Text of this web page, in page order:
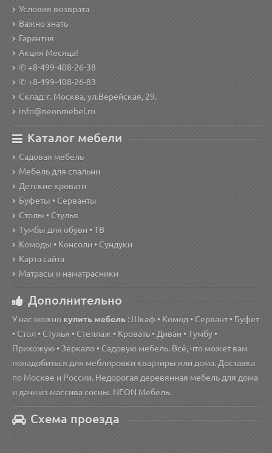
Условия возврата
Важно знать
Гарантия
Акция Месяца!
✆ +8-499-408-26-38
✆ +8-499-408-26-83
Склад: г. Москва, ул.Верейская, 29.
info@neonmebel.ru
Каталог мебели
Садовая мебель
Мебель для спальни
Детские кровати
Буфеты • Серванты
Столы • Стулья
Тумбы для обуви • ТВ
Комоды • Консоли • Сундуки
Карта сайта
Матрасы и наматрасники
Дополнительно
У нас можно купить мебель : Шкаф • Комод • Сервант • Буфет
• Стол • Стулья • Стеллаж • Кровать • Диван • Тумбу •
Прихожую • Зеркало • Садовую мебель. Всё, что может вам
понадобиться для меблировки квартиры или дома. Доставка
по Москве и России. Недорогая деревянная мебель для дома
и дачи из массива сосны. NEON Мебель.
Схема проезда